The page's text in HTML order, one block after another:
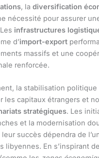
, la diversification
nécessité pour assurer
infrastructures
d’import-export
massifs et une
renforcée.
la stabilisation
les capitaux étrangers et
stratégiques. Les
et la modernisation
succès dépendra de
libyennes. En s’inspirant